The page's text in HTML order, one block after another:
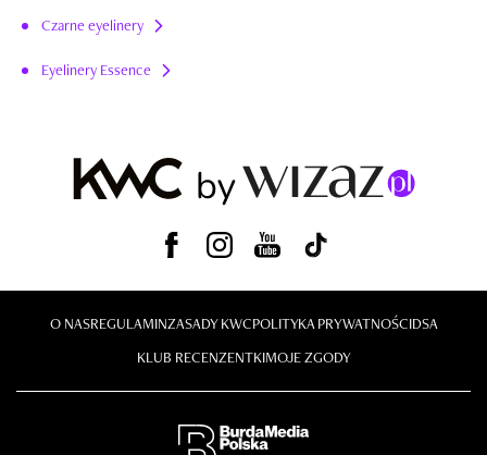
Czarne eyelinery
Eyelinery Essence
O NASREGULAMINZASADY KWCPOLITYKA PRYWATNOŚCIDSA
KLUB RECENZENTKIMOJE ZGODY